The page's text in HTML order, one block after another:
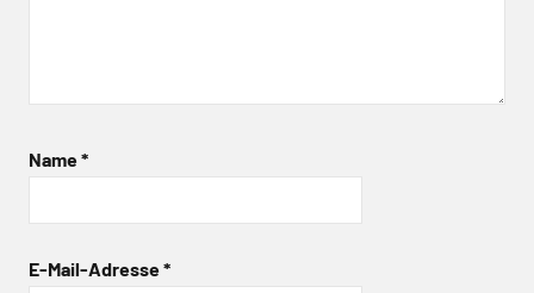
Name*
E-Mail-Adresse*